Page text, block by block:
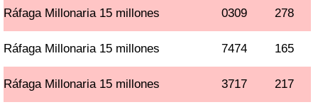
Ráfaga Millonaria 15 millones 0309 278
Ráfaga Millonaria 15 millones 7474 165
Ráfaga Millonaria 15 millones 3717 217